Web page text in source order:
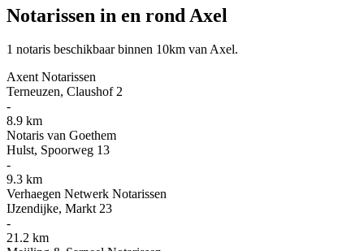
Notarissen in en rond Axel
1 notaris beschikbaar binnen 10km van Axel.
Axent Notarissen
Terneuzen, Claushof 2
-
8.9 km
Notaris van Goethem
Hulst, Spoorweg 13
-
9.3 km
Verhaegen Netwerk Notarissen
IJzendijke, Markt 23
-
21.2 km